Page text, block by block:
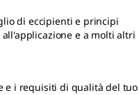
di eccipienti e principi
e a molti altri
e i requisiti di qualità del tuo